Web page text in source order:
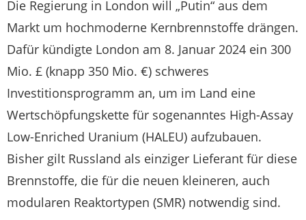
Die Regierung in London will „Putin“ aus dem
Markt um hochmoderne Kernbrennstoffe drängen.
Dafür kündigte London am 8. Januar 2024 ein 300
Mio. £ (knapp 350 Mio. €) schweres
Investitionsprogramm an, um im Land eine
Wertschöpfungskette für sogenanntes High-Assay
Low-Enriched Uranium (HALEU) aufzubauen.
Bisher gilt Russland als einziger Lieferant für diese
Brennstoffe, die für die neuen kleineren, auch
modularen Reaktortypen (SMR) notwendig sind.